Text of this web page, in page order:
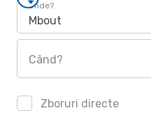
Unde?
Mbout
Când?
Zboruri directe